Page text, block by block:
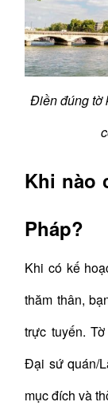
Điền đúng tờ
Khi nào
Pháp?
Khi có kế
thăm thân,
trực tuyến.
Đại sứ quán/
mục đích và